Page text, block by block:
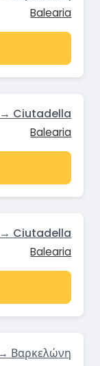
Balearia
Ciutadella
Balearia
Ciutadella
Balearia
Βαρκελώνη